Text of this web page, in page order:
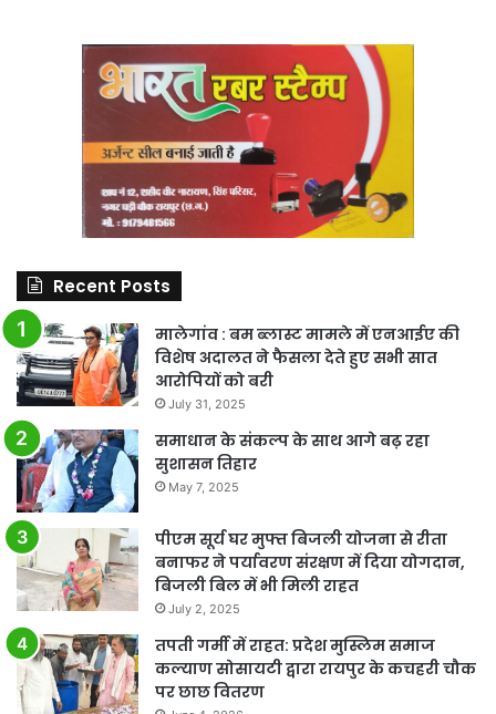
Recent Posts
मालेगांव : बम ब्लास्ट मामले में एनआईए की
विशेष अदालत ने फैसला देते हुए सभी सात
आरोपियों को बरी
July 31, 2025
समाधान के संकल्प के साथ आगे बढ़ रहा
सुशासन तिहार
May 7, 2025
पीएम सूर्य घर मुफ्त बिजली योजना से रीता
बनाफर ने पर्यावरण संरक्षण में दिया योगदान,
बिजली बिल में भी मिली राहत
July 2, 2025
तपती गर्मी में राहत: प्रदेश मुस्लिम समाज
कल्याण सोसायटी द्वारा रायपुर के कचहरी चौक
पर छाछ वितरण